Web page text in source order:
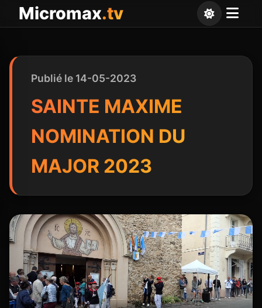
Micromax.tv
Publié le 14-05-2023
SAINTE MAXIME
NOMINATION DU
MAJOR 2023
Panneau de gestion des cookies